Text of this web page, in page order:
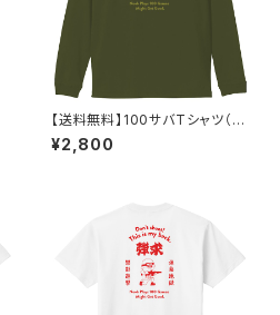
【送料無料】100サバTシャツ（長
袖）
¥2,800